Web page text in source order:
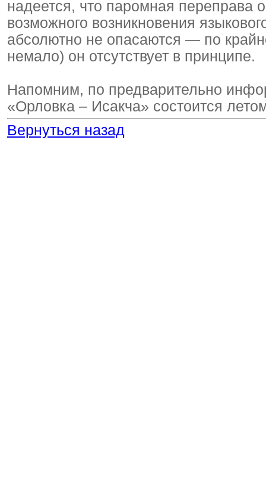
надеется, что паромная переправа
возможного возникновения
абсолютно не опасаются — по
немало) он отсутствует в принципе.
Напомним, по предварительно
«Орловка – Исакча» состоится
Вернуться назад